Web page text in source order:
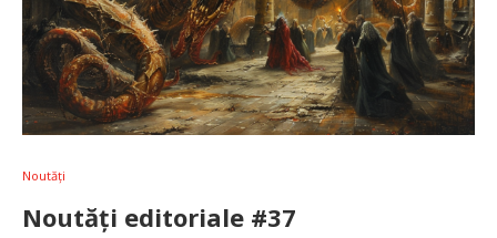
Noutăți
Noutăți editoriale #37